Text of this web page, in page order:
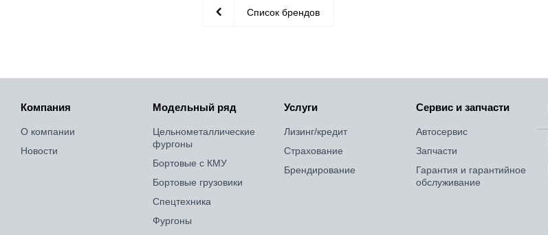
Список брендов
Компания
О компании
Новости
Модельный ряд
Цельнометаллические
фургоны
Бортовые с КМУ
Бортовые грузовики
Спецтехника
Фургоны
Услуги
Лизинг/кредит
Страхование
Брендирование
Сервис и запчасти
Автосервис
Запчасти
Гарантия и гарантийное
обслуживание